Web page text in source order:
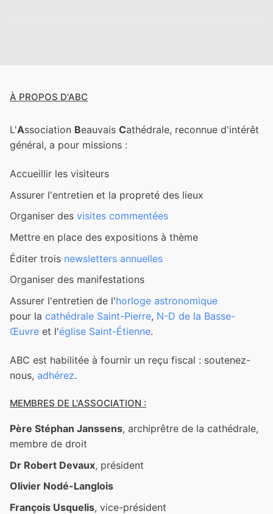
À PROPOS D'ABC
L'Association Beauvais Cathédrale, reconnue d'intérêt
général, a pour missions :
Accueillir les visiteurs
Assurer l'entretien et la propreté des lieux
Organiser des visites commentées
Mettre en place des expositions à thème
Éditer trois newsletters annuelles
Organiser des manifestations
Assurer l'entretien de l'horloge astronomique
pour la cathédrale Saint-Pierre, N-D de la Basse-
Œuvre et l'église Saint-Étienne.
ABC est habilitée à fournir un reçu fiscal : soutenez-
nous, adhérez.
MEMBRES DE L'ASSOCIATION :
Père Stéphan Janssens, archiprêtre de la cathédrale,
membre de droit
Dr Robert Devaux, président
Olivier Nodé-Langlois
François Usquelis, vice-président